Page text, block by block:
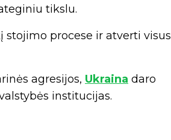
tikslu.
stojimo procese ir atverti visus
agresijos, Ukraina daro
institucijas.